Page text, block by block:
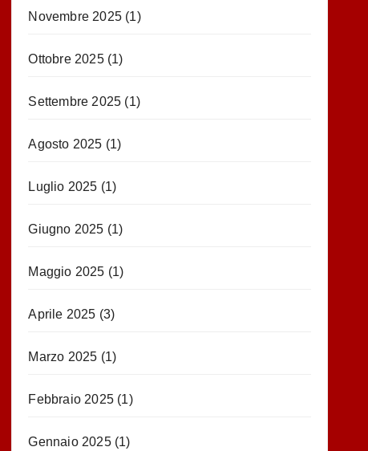
Novembre 2025(1)
Ottobre 2025(1)
Settembre 2025 (1)
Agosto 2025 (1)
Luglio 2025 (1)
Giugno 2025 (1)
Maggio 2025 (1)
Aprile 2025 (3)
Marzo 2025 (1)
Febbraio 2025(1)
Gennaio 2025(1)